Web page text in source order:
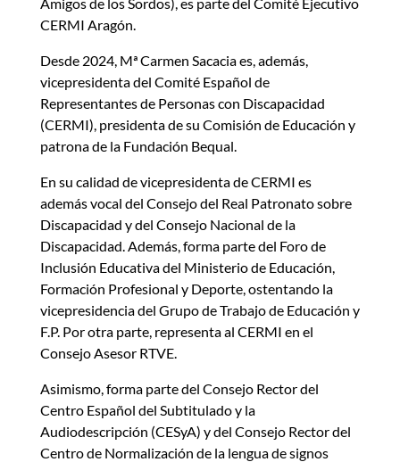
CERMI Aragón.
Desde 2024, Mª Carmen Sacacia es, además,
vicepresidenta del Comité Español de
Representantes de Personas con Discapacidad
(CERMI), presidenta de su Comisión de Educación y
patrona de la Fundación Bequal.
En su calidad de vicepresidenta de CERMI es
además vocal del Consejo del Real Patronato sobre
Discapacidad y del Consejo Nacional de la
Discapacidad. Además, forma parte del Foro de
Inclusión Educativa del Ministerio de Educación,
Formación Profesional y Deporte, ostentando la
vicepresidencia del Grupo de Trabajo de Educación y
F.P. Por otra parte, representa al CERMI en el
Consejo Asesor RTVE.
Asimismo, forma parte del Consejo Rector del
Centro Español del Subtitulado y la
Audiodescripción (CESyA) y del Consejo Rector del
Centro de Normalización de la lengua de signos